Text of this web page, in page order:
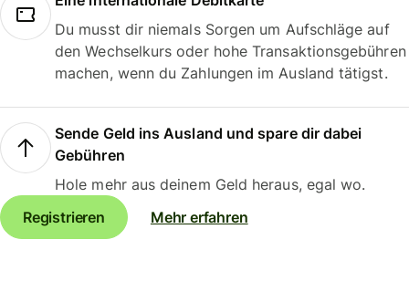
Du musst dir niemals Sorgen um Aufschläge auf
den Wechselkurs oder hohe Transaktionsgebühren
machen, wenn du Zahlungen im Ausland tätigst.
Sende Geld ins Ausland und spare dir dabei
Gebühren
Hole mehr aus deinem Geld heraus, egal wo.
Registrieren
Mehr erfahren